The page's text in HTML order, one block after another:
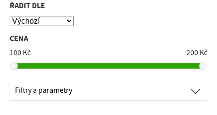
ŘADIT DLE
CENA
100 Kč
200 Kč
Filtry a parametry ∟